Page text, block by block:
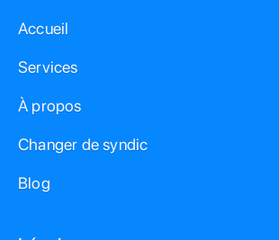
Accueil
Services
À propos
Changer de syndic
Blog